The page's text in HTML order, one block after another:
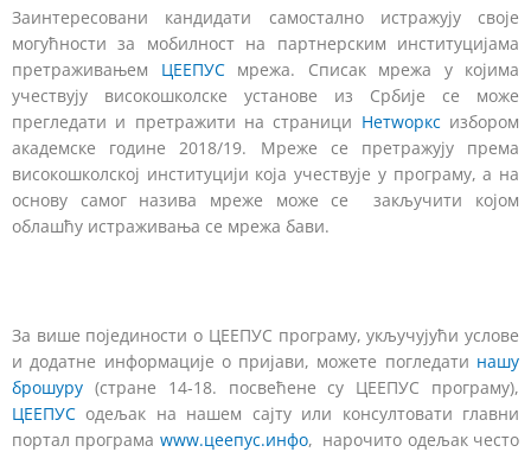
Заинтересовани кандидати самостално истражују своје
могућности за мобилност на партнерским институцијама
претраживањем ЦЕЕПУСмрежа. Списак мрежа у којима
учествују високошколске установе из Србије се може
прегледати и претражити на страници Нетwорксизбором
академске године 2018/19. Мреже се претражују према
високошколској институцији која учествује у програму, а на
основу самог назива мреже може се закључити којом
облашћу истраживања се мрежа бави.
За више појединости о ЦЕЕПУС програму, укључујући услове
и додатне информације о пријави, можете погледати нашу
брошуру (стране 14-18. посвећене су ЦЕЕПУС програму),
ЦЕЕПУС одељак на нашем сајту или консултовати главни
портал програма www.цеепус.инфо, нарочито одељак често